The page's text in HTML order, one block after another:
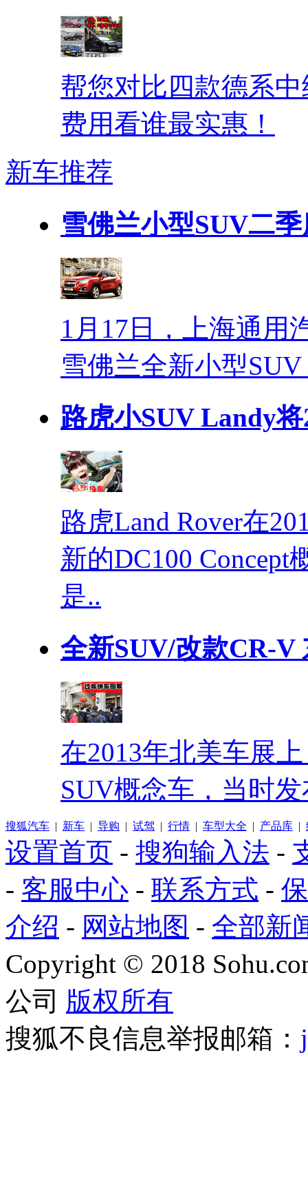
帮您对比四款德系
费用看谁最实惠！
新车推荐
雪佛兰小型SUV二
1月17日，上海通用
雪佛兰全新小型
路虎小SUV Landy
路虎Land Rover在
新的DC100
是..
全新SUV/改款CR-V
在2013年北美车展
SUV概念车，当时
搜狐汽车 | 新车 | 导购 | 试驾 | 行情 | 车型大全 | 产品库 |
设置首页 - 搜狗输入法 -
- 客服中心 - 联系方式 -
介绍 - 网站地图 - 全部新
Copyright © 2018
公司 版权所有
搜狐不良信息举报邮箱：